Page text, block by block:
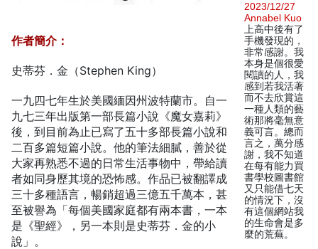
作者簡介：
史蒂芬．金（Stephen King）
一九四七年生於美國緬因州波特蘭市。自一
九七三年出版第一部長篇小說《魔女嘉莉》
後，到目前為止已寫了五十多部長篇小說和
二百多篇短篇小說。他的筆法細膩，善於從
大家再熟悉不過的日常生活事物中，帶給讀
者如同身歷其境的恐怖感。作品已被翻譯成
三十多種語言，暢銷超過三億五千萬本，甚
至被譽為「每個美國家庭都有兩本書，一本
是《聖經》，另一本則是史蒂芬．金的小
說」。
2023/12/27
Annabel Kuo
上高中後有了
手機發現的，
非常感謝。我
本身是個很愛
閱讀的人，我
感到若我活著
而不去欣賞這
一種人類的藝
術那將毫無意
義可言。總而
言之，萬分感
謝，我不知道
在每有能力買
書學校圖書館
又只能借七天
的情況下，沒
有這個網站我
的生命會是多
麼的荒蕪。